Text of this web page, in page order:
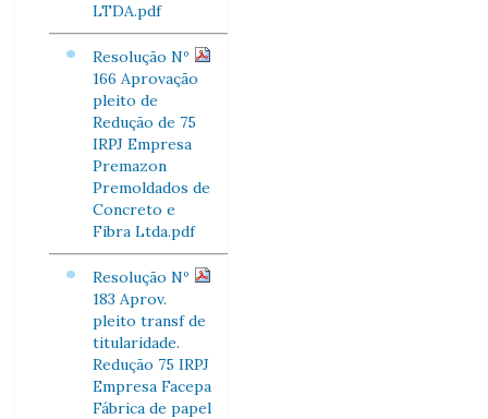
LTDA.pdf
Resolução Nº
166 Aprovação
pleito de
Redução de 75
IRPJ Empresa
Premazon
Premoldados de
Concreto e
Fibra Ltda.pdf
Resolução Nº
183 Aprov.
pleito transf de
titularidade.
Redução 75 IRPJ
Empresa Facepa
Fábrica de papel